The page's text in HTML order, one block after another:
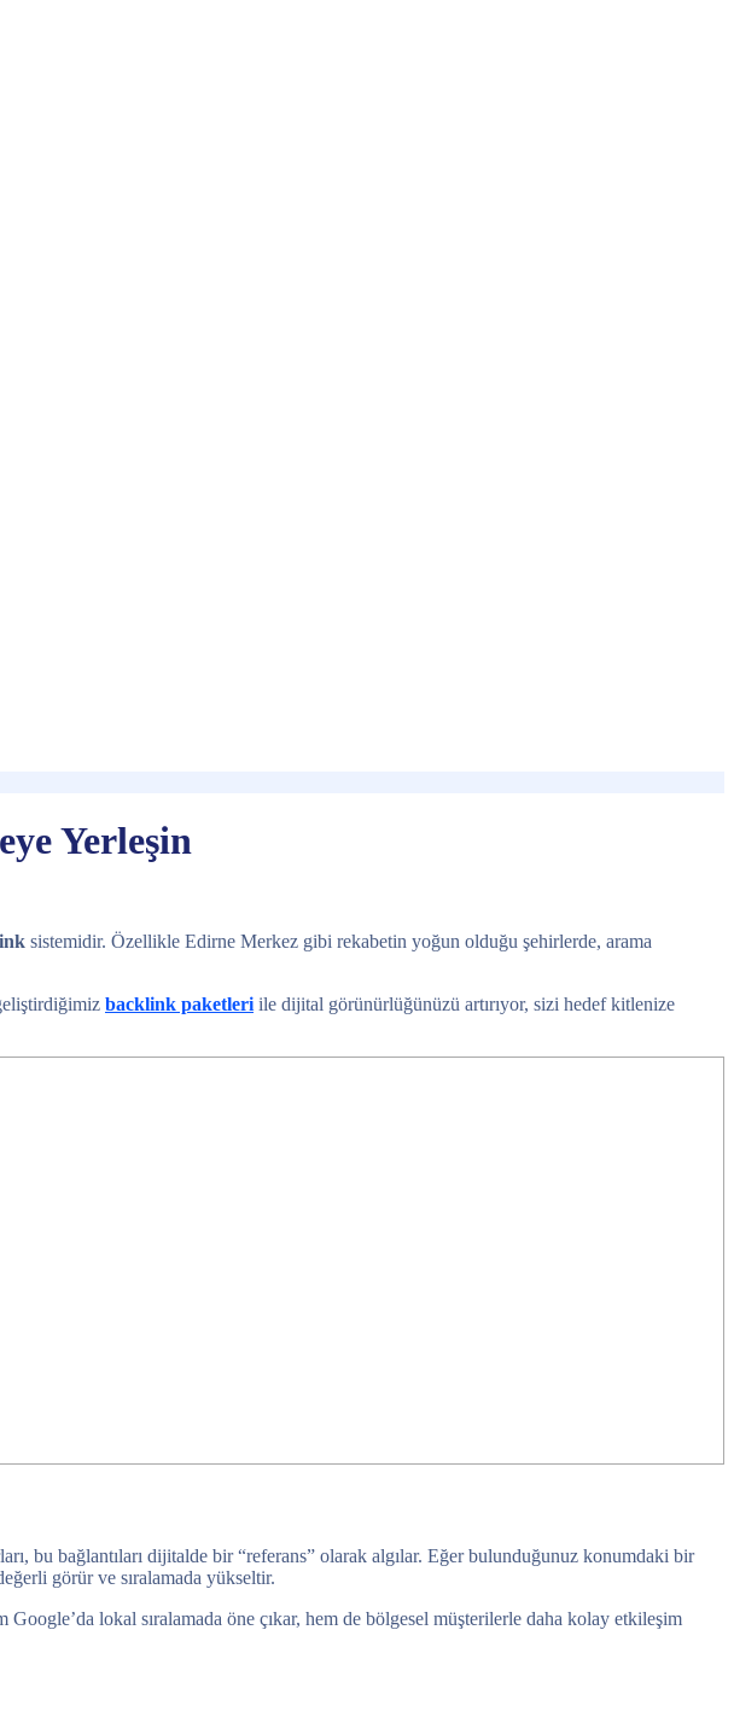
Yerleşin
sistemidir. Özellikle Edirne Merkez gibi rekabetin yoğun olduğu şehirlerde, arama
backlink paketleri ile dijital görünürlüğünüzü artırıyor, sizi hedef kitlenize
bu bağlantıları dijitalde bir “referans” olarak algılar. Eğer bulunduğunuz konumdaki bir
görür ve sıralamada yükseltir.
lokal sıralamada öne çıkar, hem de bölgesel müşterilerle daha kolay etkileşim